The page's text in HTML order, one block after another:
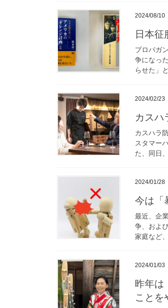
2024/08/10
日本
プロパガ
争になっ
らせた」
2024/02/23
カスハ
カスハラ
スタマー
た、同日
2024/01/28
今は「
最近、企
争、およ
家庭など
2024/01/03
昨年は
ことを